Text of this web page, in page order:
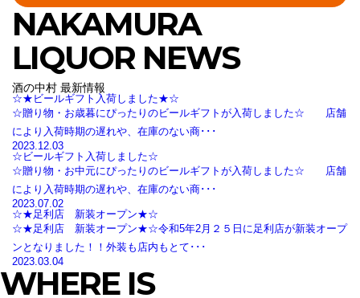
NAKAMURA
LIQUOR NEWS
酒の中村 最新情報
☆★ビールギフト入荷しました★☆
☆贈り物・お歳暮にぴったりのビールギフトが入荷しました☆ 店舗
により入荷時期の遅れや、在庫のない商･･･
2023.12.03
☆ビールギフト入荷しました☆
☆贈り物・お中元にぴったりのビールギフトが入荷しました☆ 店舗
により入荷時期の遅れや、在庫のない商･･･
2023.07.02
☆★足利店 新装オープン★☆
☆★足利店 新装オープン★☆令和5年2月２５日に足利店が新装オープ
ンとなりました！！外装も店内もとて･･･
2023.03.04
WHERE IS